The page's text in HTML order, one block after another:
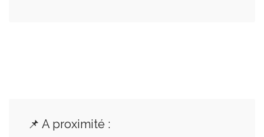
📌 A proximité :